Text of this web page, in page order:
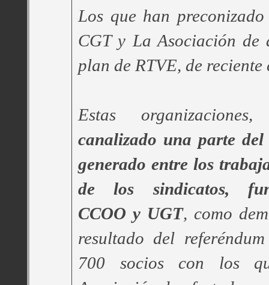
Los que han
CGT y La Asociación de
plan de RTVE, de reciente
Estas
canalizado una parte
generado entre los
de los sindicatos,
CCOO y UGT, como
resultado del
700 socios con los